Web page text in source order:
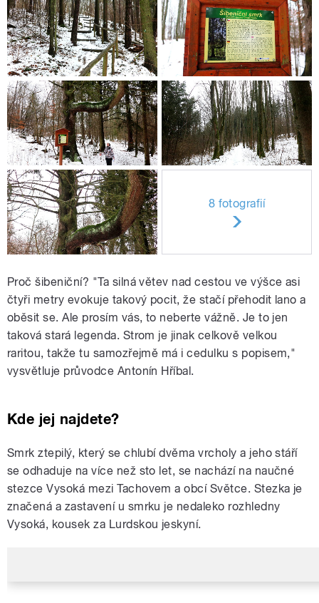
8 fotografií
Proč šibeniční? "Ta silná větev nad cestou ve výšce asi
čtyři metry evokuje takový pocit, že stačí přehodit lano a
oběsit se. Ale prosím vás, to neberte vážně. Je to jen
taková stará legenda. Strom je jinak celkově velkou
raritou, takže tu samozřejmě má i cedulku s popisem,"
vysvětluje průvodce Antonín Hříbal.
Kde jej najdete?
Smrk ztepilý, který se chlubí dvěma vrcholy a jeho stáří
se odhaduje na více než sto let, se nachází na naučné
stezce Vysoká mezi Tachovem a obcí Světce. Stezka je
značená a zastavení u smrku je nedaleko rozhledny
Vysoká, kousek za Lurdskou jeskyní.